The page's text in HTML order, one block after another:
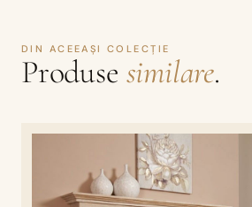
DIN ACEEAȘI COLECȚIE
Produse similare.